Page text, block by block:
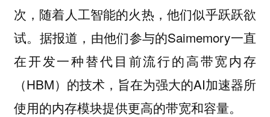
次，随着人工智能的火热，他们似乎跃跃欲
试。据报道，由他们参与的Saimemory一直
在开发一种替代目前流行的高带宽内存
（HBM）的技术，旨在为强大的AI加速器所
使用的内存模块提供更高的带宽和容量。